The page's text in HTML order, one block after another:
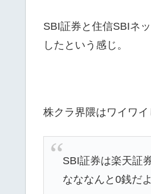
SBI証券と住信SBIネ
したという感じ。
株クラ界隈はワイワ
SBI証券は楽天証
なななんと0銭だよ